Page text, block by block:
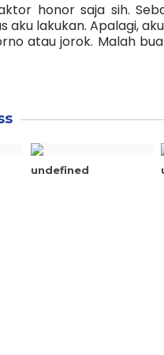
honor saja sih.
aku lakukan. Apalagi,
atau jorok. Malah
undefined